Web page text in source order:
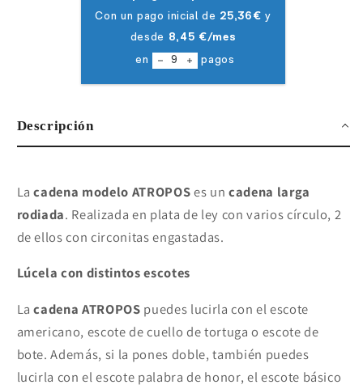
Descripción
Lacadena modelo ATROPOSes un cadena larga
rodiada. Realizada en plata de ley con varios círculo, 2
de ellos con circonitas engastadas.
Lúcela con distintos escotes
Lacadena ATROPOS puedes lucirla con el escote
americano, escote de cuello de tortuga o escote de
bote. Además, si la pones doble, también puedes
lucirla con el escote palabra de honor, el escote básico